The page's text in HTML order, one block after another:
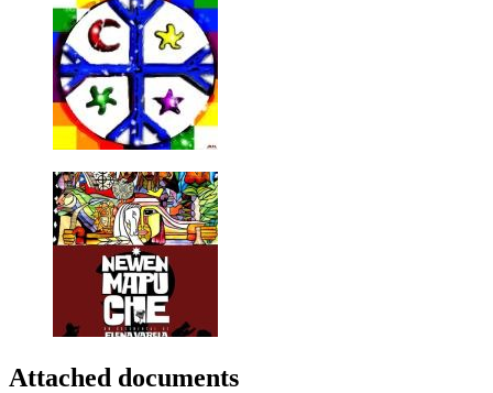
Attached documents